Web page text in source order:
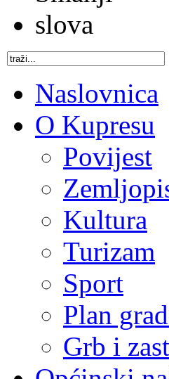
Naslovnica
O Kupresu
Povijest
Kultura
Turizam
Sport
Plan
Grb i